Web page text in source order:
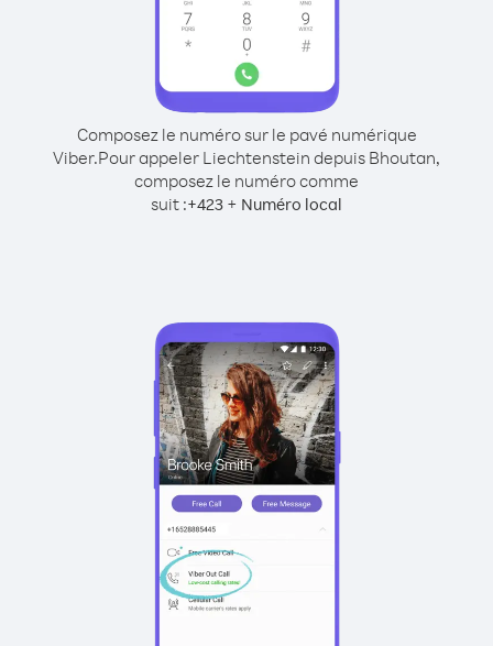
Composez le numéro sur le pavé numérique
Viber.Pour appeler Liechtenstein depuis Bhoutan,
composez le numéro comme
suit :+423 + Numéro local